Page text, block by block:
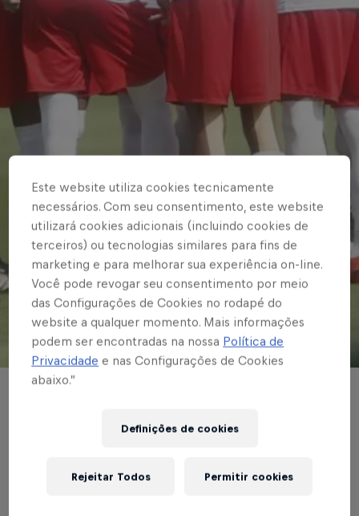
Em busca da primeira
vitória, Red Bull
Este website utiliza cookies tecnicamente
necessários. Com seu consentimento, este website
utilizará cookies adicionais (incluindo cookies de
terceiros) ou tecnologias similares para fins de
marketing e para melhorar sua experiência on-line.
Você pode revogar seu consentimento por meio
das Configurações de Cookies no rodapé do
website a qualquer momento. Mais informações
podem ser encontradas na nossa Política de
Privacidade e nas Configurações de Cookies
abaixo.”
Definições de cookies
Rejeitar Todos Permitir cookies